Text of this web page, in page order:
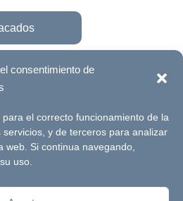
consentimiento de
el correcto funcionamiento de la
y de terceros para analizar
Si continua navegando,
uso.
fundación
Córdoba 2017. Web
por